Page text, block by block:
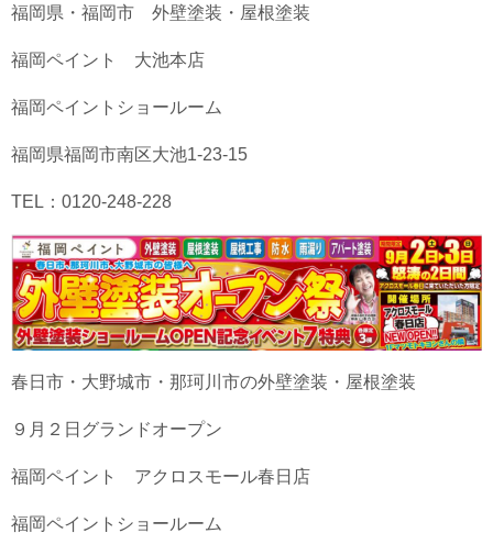
福岡県・福岡市 外壁塗装・屋根塗装
福岡ペイント 大池本店
福岡ペイントショールーム
福岡県福岡市南区大池1-23-15
TEL：0120-248-228
春日市・大野城市・那珂川市の外壁塗装・屋根塗装
９月２日グランドオープン
福岡ペイント アクロスモール春日店
福岡ペイントショールーム